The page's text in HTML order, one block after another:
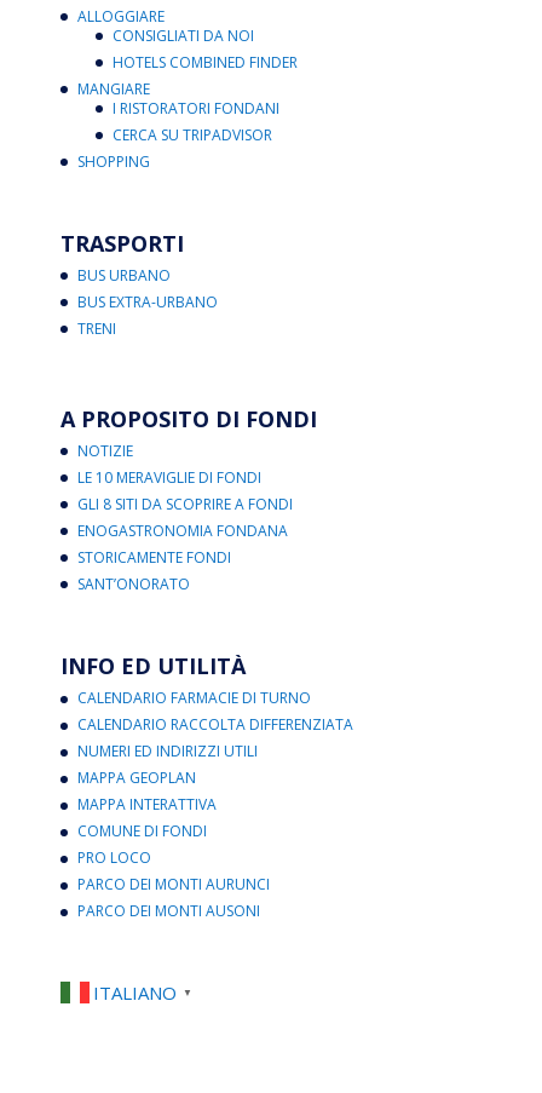
ALLOGGIARE
CONSIGLIATI DA NOI
HOTELS COMBINED FINDER
MANGIARE
I RISTORATORI FONDANI
CERCA SU TRIPADVISOR
SHOPPING
TRASPORTI
BUS URBANO
BUS EXTRA-URBANO
TRENI
A PROPOSITO DI FONDI
NOTIZIE
LE 10 MERAVIGLIE DI FONDI
GLI 8 SITI DA SCOPRIRE A FONDI
ENOGASTRONOMIA FONDANA
STORICAMENTE FONDI
SANT’ONORATO
INFO ED UTILITÀ
CALENDARIO FARMACIE DI TURNO
CALENDARIO RACCOLTA DIFFERENZIATA
NUMERI ED INDIRIZZI UTILI
MAPPA GEOPLAN
MAPPA INTERATTIVA
COMUNE DI FONDI
PRO LOCO
PARCO DEI MONTI AURUNCI
PARCO DEI MONTI AUSONI
ITALIANO ▼